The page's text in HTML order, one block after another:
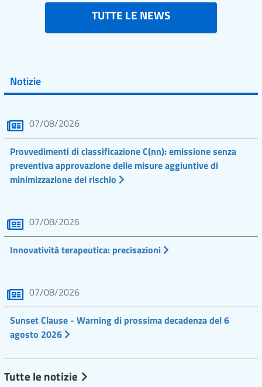
TUTTE LE NEWS
Notizie
07/08/2026
Provvedimenti di classificazione C(nn): emissione senza
preventiva approvazione delle misure aggiuntive di
minimizzazione del rischio
07/08/2026
Innovatività terapeutica: precisazioni
07/08/2026
Sunset Clause - Warning di prossima decadenza del 6
agosto 2026
Tutte le notizie